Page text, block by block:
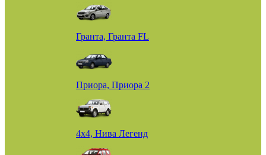
Гранта, Гранта FL
Приора, Приора 2
4х4, Нива Легенд